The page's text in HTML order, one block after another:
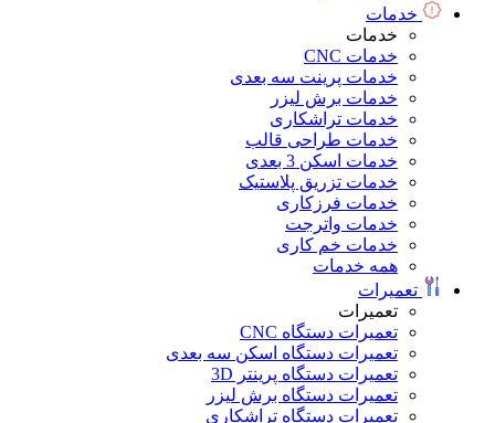
خدمات
خدمات
خدمات CNC
خدمات پرینت سه بعدی
خدمات برش لیزر
خدمات تراشکاری
خدمات طراحی قالب
خدمات اسکن 3 بعدی
خدمات تزریق پلاستیک
خدمات فرزکاری
خدمات واترجت
خدمات خم کاری
همه خدمات
تعمیرات
تعمیرات
تعمیرات دستگاه CNC
تعمیرات دستگاه اسکن سه بعدی
تعمیرات دستگاه پرینتر 3D
تعمیرات دستگاه برش لیزر
تعمیرات دستگاه تراشکاری